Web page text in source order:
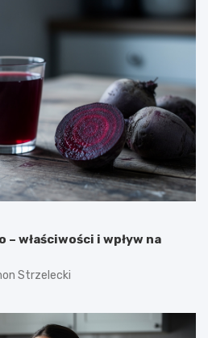
właściwości i wpływ na
Strzelecki